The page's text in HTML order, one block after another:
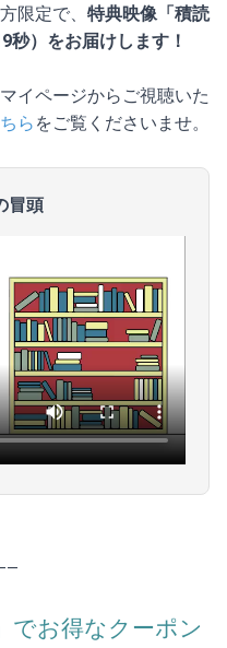
限定で、 特典映像「積読
秒）をお届けします！
イページからご視聴いた
ら をご覧くださいませ。
冒頭
でお得なクーポン